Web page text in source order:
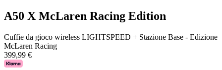
A50 X McLaren Racing Edition
Cuffie da gioco wireless LIGHTSPEED + Stazione Base - Edizione
McLaren Racing
399,99 €